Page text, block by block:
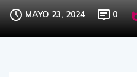
MAYO 23, 2024 0